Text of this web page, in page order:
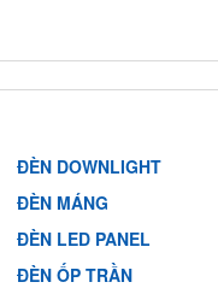
ĐÈN DOWNLIGHT
ĐÈN MÁNG
ĐÈN LED PANEL
ĐÈN ỐP TRẦN